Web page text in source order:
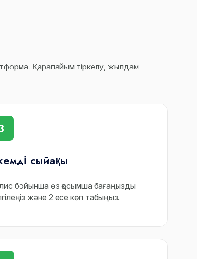
Қарапайым тіркелу, жылдам
сыйақы
бойынша өз қосымша бағаңызды
және 2 есе көп табыңыз.